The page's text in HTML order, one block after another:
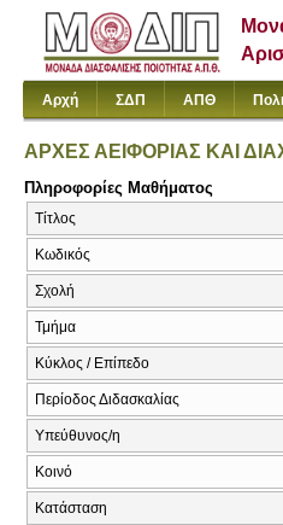
Αρχή ΣΔΠ ΑΠΘ
ΑΡΧΕΣ ΑΕΙΦΟΡΙΑΣ ΚΑΙ
Πληροφορίες Μαθήματος
Τίτλος
Κωδικός
Σχολή
Τμήμα
Κύκλος / Επίπεδο
Περίοδος Διδασκαλίας
Υπεύθυνος/η
Κοινό
Κατάσταση